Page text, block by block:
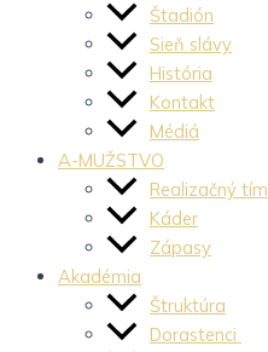
Štadión
Sieň slávy
História
Kontakt
Médiá
A-MUŽSTVO
Realizačný tím
Káder
Zápasy
Akadémia
Štruktúra
Dorastenci